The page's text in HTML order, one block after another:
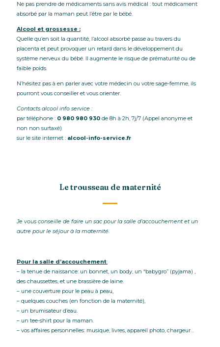
Ne pas prendre de médicaments sans avis médical : tout médicament
absorbé par la maman peut l’être par le bébé.
Alcool et grossesse :
Quelle qu’en soit la quantité, l’alcool absorbé passe au travers du
placenta et peut provoquer un retard dans le développement du
système nerveux du bébé. Il augmente le risque de prématurité ou de
faible poids.
N’hésitez pas à en parler avec votre médecin ou votre sage-femme, ils
pourront vous conseiller et vous orienter.
Contacts alcool info service :
par téléphone : 0 980 980 930 de 8h à 2h, 7j/7 (Appel anonyme et
non non surtaxé)
sur le site internet : alcool-info-service.fr
Le trousseau de maternité
Je vous conseille de faire un sac pour la salle d’accouchement et un
autre pour le séjour à la maternité.
Pour la salle d’accouchement:
– la tenue de naissance: un bonnet, un body, un “babygro” (pyjama) ,
des chaussettes, et une brassière de laine.
– une couverture pour le peau à peau,
– quelques couches (en fonction de la maternité),
– un brumisateur d’eau.
– un tee-shirt pour la maman.
– vos affaires personnelles: musique, livres, appareil photo, chargeur…